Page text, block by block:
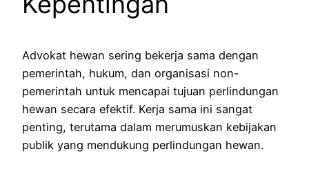
Advokat hewan sering bekerja sama dengan
pemerintah, hukum, dan organisasi non-
pemerintah untuk mencapai tujuan perlindungan
hewan secara efektif. Kerja sama ini sangat
penting, terutama dalam merumuskan kebijakan
publik yang mendukung perlindungan hewan.